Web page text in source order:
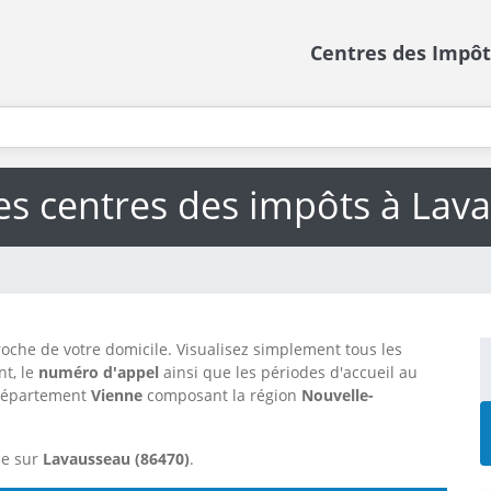
Centres des
centres des impôts à
de votre domicile. Visualisez simplement tous les
le numéro d'appel ainsi que les périodes d'accueil au
Vienne composant la région Nouvelle-
sur Lavausseau (86470).